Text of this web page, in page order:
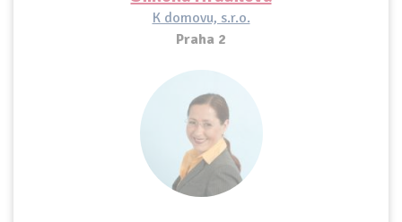
K domovu, s.r.o.
Praha 2